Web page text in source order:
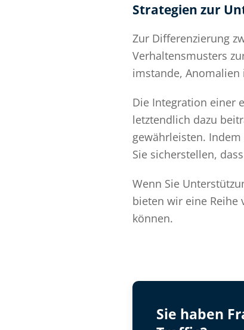
Strategien zur
Zur Differenzierung
Verhaltensmusters
imstande,
Die Integration einer
letztendlich dazu
gewährleisten. Indem
Sie sicherstellen,
Wenn Sie
bieten wir eine Reihe
können.
Sie haben